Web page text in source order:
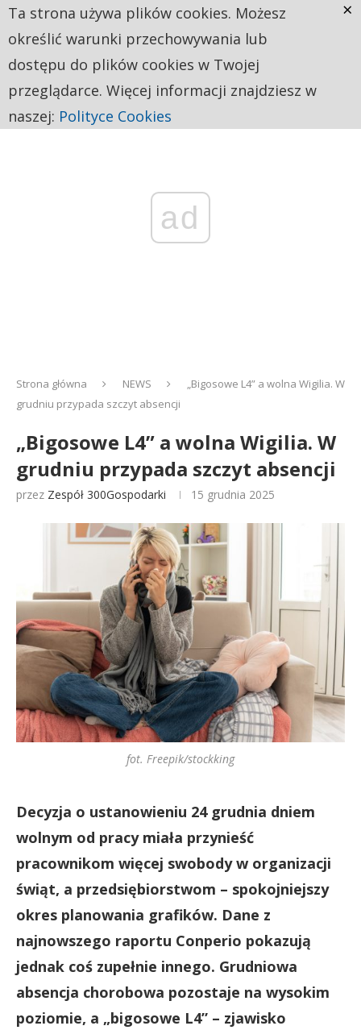
ad
Strona główna NEWS
„Bigosowe L4” a wolna Wigilia. W
grudniu przypada szczyt absencji
„Bigosowe L4” a wolna Wigilia. W
grudniu przypada szczyt absencji
przez Zespół 300Gospodarki 15 grudnia 2025
fot. Freepik/stockking
Decyzja o ustanowieniu 24 grudnia dniem
wolnym od pracy miała przynieść
pracownikom więcej swobody w organizacji
świąt, a przedsiębiorstwom – spokojniejszy
okres planowania grafików. Dane z
najnowszego raportu Conperio pokazują
jednak coś zupełnie innego. Grudniowa
absencja chorobowa pozostaje na wysokim
poziomie, a „bigosowe L4” – zjawisko
Ta strona używa plików cookies. Możesz
określić warunki przechowywania lub
dostępu do plików cookies w Twojej
przeglądarce. Więcej informacji znajdziesz w
naszej: Polityce Cookies
×